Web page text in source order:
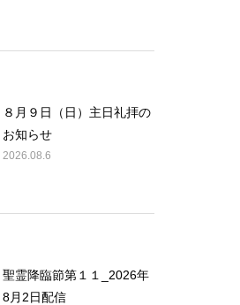
８月９日（日）主日礼拝の
お知らせ
2026.08.6
聖霊降臨節第１１_2026年
8月2日配信